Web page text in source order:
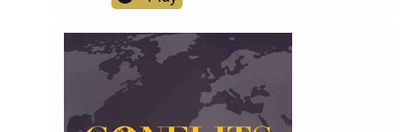
construction au fil de l'histoire ? L'historien Gil
Mihaely revient sur les débats autour de la nation.
Émission présentée par Jean-Baptiste Noé